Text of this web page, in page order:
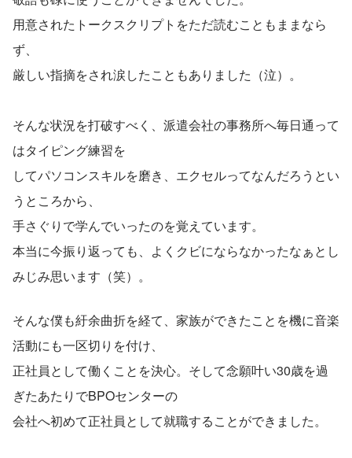
用意されたトークスクリプトをただ読むこともままなら
ず、
厳しい指摘をされ涙したこともありました（泣）。
そんな状況を打破すべく、派遣会社の事務所へ毎日通って
はタイピング練習を
してパソコンスキルを磨き、エクセルってなんだろうとい
うところから、
手さぐりで学んでいったのを覚えています。
本当に今振り返っても、よくクビにならなかったなぁとし
みじみ思います（笑）。
そんな僕も紆余曲折を経て、家族ができたことを機に音楽
活動にも一区切りを付け、
正社員として働くことを決心。そして念願叶い30歳を過
ぎたあたりでBPOセンターの
会社へ初めて正社員として就職することができました。